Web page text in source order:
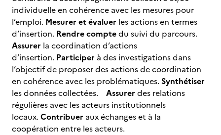
individuelle en cohérence avec les mesures pour
l’emploi. Mesurer et évaluer les actions en termes
d’insertion. Rendre comptedu suivi du parcours.
Assurer la coordination d’actions
d’insertion. Participer à des investigations dans
l’objectif de proposer des actions de coordination
en cohérence avec les problématiques. Synthétiser
les données collectées. Assurer des relations
régulières avec les acteurs institutionnels
locaux. Contribuer aux échanges et à la
coopération entre les acteurs.